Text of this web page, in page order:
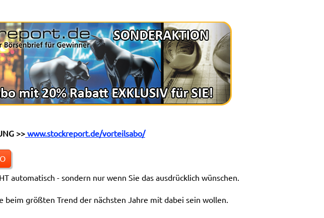
>> www.stockreport.de/vorteilsabo/
automatisch - sondern nur wenn Sie das ausdrücklich wünschen.
beim größten Trend der nächsten Jahre mit dabei sein wollen.